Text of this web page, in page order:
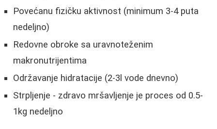
Povećanu fizičku aktivnost (minimum 3-4 puta
nedeljno)
Redovne obroke sa uravnoteženim
makronutrijentima
Održavanje hidratacije (2-3l vode dnevno)
Strpljenje - zdravo mršavljenje je proces od 0.5-
1kg nedeljno